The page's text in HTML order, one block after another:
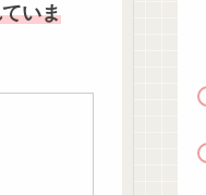
いま